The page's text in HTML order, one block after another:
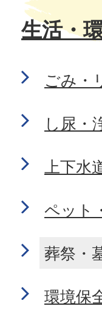
生活・
ごみ・
し尿・
上下水
ペット
葬祭・
環境保